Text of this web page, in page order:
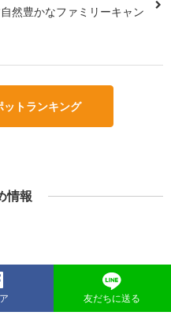
然豊かなファミリーキャン
ットランキング
情報
友だちに送る